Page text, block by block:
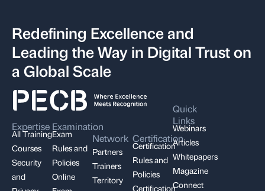
Redefining Excellence and
Leading the Way in Digital Trust on
a Global Scale
Expertise
All Training
Courses
Security
and
Examination
Exam
Rules and
Policies
Online
Network
Partners
Trainers
Territory
Certification
Certification
Rules and
Policies
Certification
Quick
Links
Webinars
Articles
Whitepapers
Magazine
Connect